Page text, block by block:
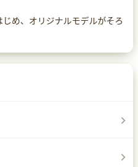
め、オリジナルモデルがそろ